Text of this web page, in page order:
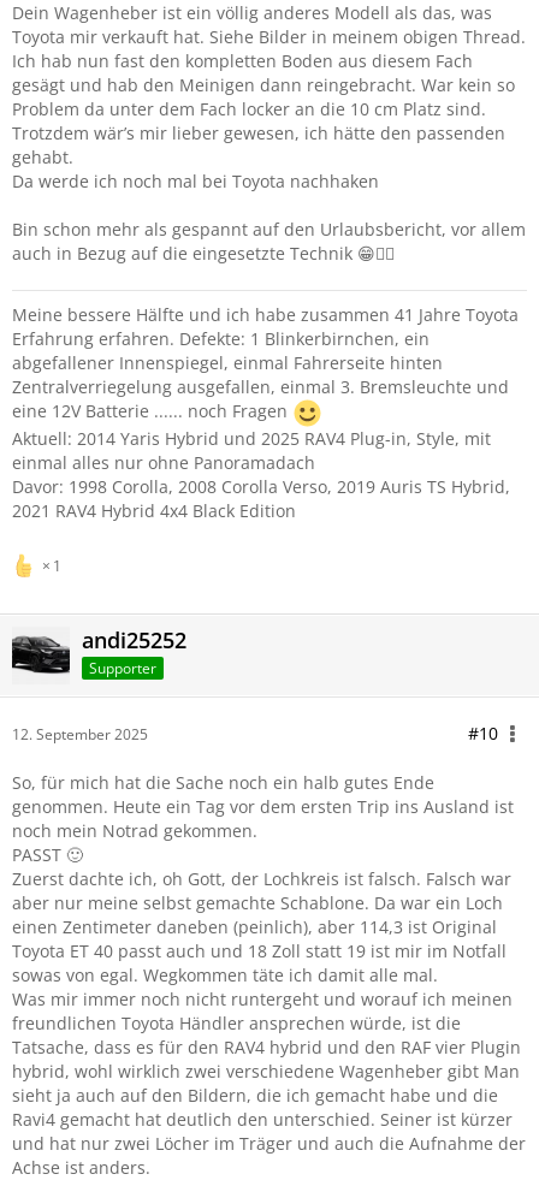
viele Grüße,
Ravi4
Dein Wagenheber ist ein völlig anderes Modell als das, was
Toyota mir verkauft hat. Siehe Bilder in meinem obigen Thread.
Ich hab nun fast den kompletten Boden aus diesem Fach
gesägt und hab den Meinigen dann reingebracht. War kein so
Problem da unter dem Fach locker an die 10 cm Platz sind.
Trotzdem wär’s mir lieber gewesen, ich hätte den passenden
gehabt.
Da werde ich noch mal bei Toyota nachhaken
Bin schon mehr als gespannt auf den Urlaubsbericht, vor allem
auch in Bezug auf die eingesetzte Technik 😁👍🏻
Meine bessere Hälfte und ich habe zusammen 41 Jahre Toyota
Erfahrung erfahren. Defekte: 1 Blinkerbirnchen, ein
abgefallener Innenspiegel, einmal Fahrerseite hinten
Zentralverriegelung ausgefallen, einmal 3. Bremsleuchte und
eine 12V Batterie ...... noch Fragen
Aktuell: 2014 Yaris Hybrid und 2025 RAV4 Plug-in, Style, mit
einmal alles nur ohne Panoramadach
Davor: 1998 Corolla, 2008 Corolla Verso, 2019 Auris TS Hybrid,
2021 RAV4 Hybrid 4x4 Black Edition
1
andi25252
Supporter
12. September 2025 #10
So, für mich hat die Sache noch ein halb gutes Ende
genommen. Heute ein Tag vor dem ersten Trip ins Ausland ist
noch mein Notrad gekommen.
PASST 🙂
Zuerst dachte ich, oh Gott, der Lochkreis ist falsch. Falsch war
aber nur meine selbst gemachte Schablone. Da war ein Loch
einen Zentimeter daneben (peinlich), aber 114,3 ist Original
Toyota ET 40 passt auch und 18 Zoll statt 19 ist mir im Notfall
sowas von egal. Wegkommen täte ich damit alle mal.
Was mir immer noch nicht runtergeht und worauf ich meinen
freundlichen Toyota Händler ansprechen würde, ist die
Tatsache, dass es für den RAV4 hybrid und den RAF vier Plugin
hybrid, wohl wirklich zwei verschiedene Wagenheber gibt Man
sieht ja auch auf den Bildern, die ich gemacht habe und die
Ravi4 gemacht hat deutlich den unterschied. Seiner ist kürzer
und hat nur zwei Löcher im Träger und auch die Aufnahme der
Achse ist anders.